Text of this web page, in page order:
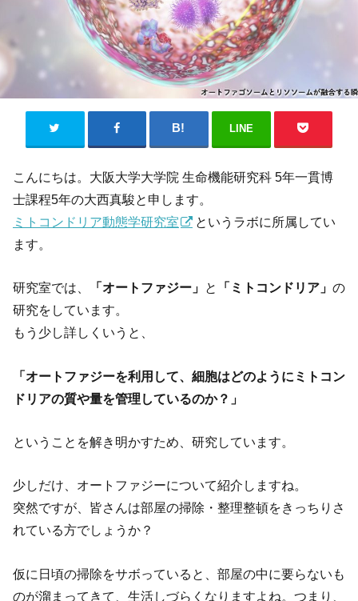
LINE
こんにちは。大阪大学大学院 生命機能研究科 5年一貫博
士課程5年の大西真駿と申します。
ミトコンドリア動態学研究室
というラボに所属してい
ます。
研究室では、 「オートファジー」 と 「ミトコンドリア」 の
研究をしています。
もう少し詳しくいうと、
「オートファジーを利用して、細胞はどのようにミトコン
ドリアの質や量を管理しているのか？」
ということを解き明かすため、研究しています。
少しだけ、オートファジーについて紹介しますね。
突然ですが、皆さんは部屋の掃除・整理整頓をきっちりさ
れている方でしょうか？
仮に日頃の掃除をサボっていると、部屋の中に要らないも
のが溜まってきて、生活しづらくなりますよね。つまり、